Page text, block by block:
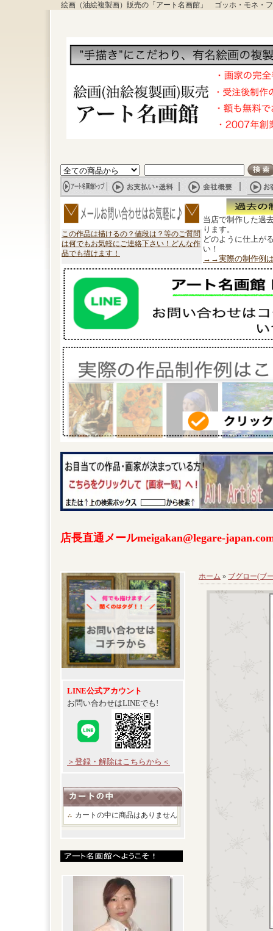
絵画（油絵複製画）販売の「アート名画館」 ゴッホ・モネ・
この作品は描けるの？値段は？等のご質問
は何でもお気軽にご連絡下さい！どんな作
品でも描けます！
当店で制作した過
ります。
どのように仕上が
い！
→→実際の制作例
店長直通メールmeigakan@legare-
LINE公式アカウント
お問い合わせはLINEでも!
＞登録・解除はこちらから＜
カートの中に商品はありません
ホーム » ブグロー(ブ